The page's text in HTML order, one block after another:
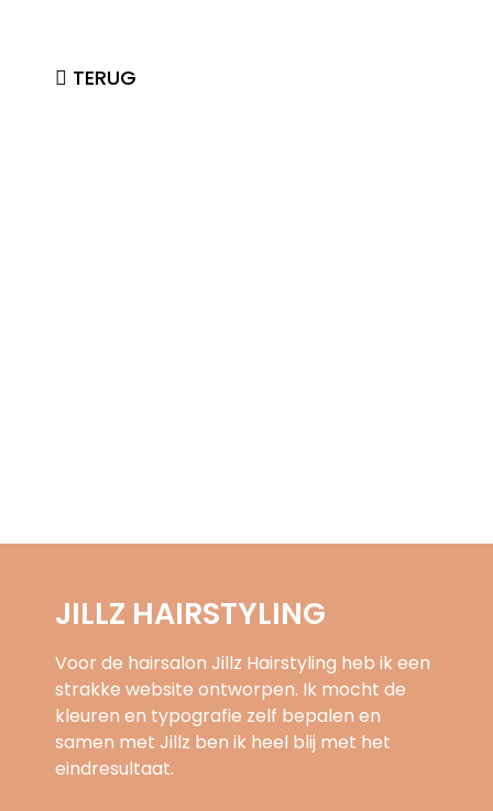
TERUG
JILLZ HAIRSTYLING
Voor de hairsalon Jillz Hairstyling heb ik een
strakke website ontworpen. Ik mocht de
kleuren en typografie zelf bepalen en
samen met Jillz ben ik heel blij met het
eindresultaat.